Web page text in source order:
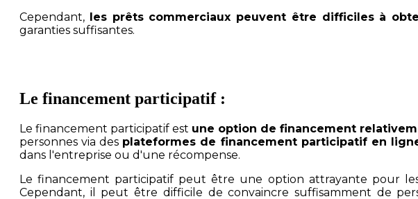
Cependant, les prêts commerciaux peuvent être difficiles à
garanties suffisantes.
Le financement participatif :
Le financement participatif est une option de financement
personnes via des plateformes de financement participatif en
dans l'entreprise ou d'une récompense.
Le financement participatif peut être une option attrayante pour
Cependant, il peut être difficile de convaincre suffisamment de